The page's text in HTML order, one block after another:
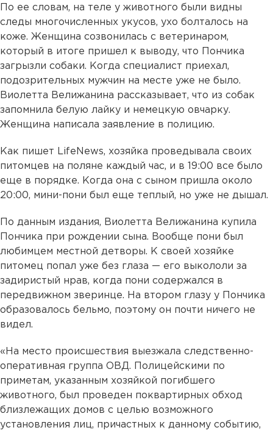
По ее словам, на теле у животного были видны
следы многочисленных укусов, ухо болталось на
коже. Женщина созвонилась с ветеринаром,
который в итоге пришел к выводу, что Пончика
загрызли собаки. Когда специалист приехал,
подозрительных мужчин на месте уже не было.
Виолетта Велижанина рассказывает, что из собак
запомнила белую лайку и немецкую овчарку.
Женщина написала заявление в полицию.
Как пишет LifeNews, хозяйка проведывала своих
питомцев на поляне каждый час, и в 19:00 все было
еще в порядке. Когда она с сыном пришла около
20:00, мини-пони был еще теплый, но уже не дышал.
По данным издания, Виолетта Велижанина купила
Пончика при рождении сына. Вообще пони был
любимцем местной детворы. К своей хозяйке
питомец попал уже без глаза — его выкололи за
задиристый нрав, когда пони содержался в
передвижном зверинце. На втором глазу у Пончика
образовалось бельмо, поэтому он почти ничего не
видел.
«На место происшествия выезжала следственно-
оперативная группа ОВД. Полицейскими по
приметам, указанным хозяйкой погибшего
животного, был проведен поквартирных обход
близлежащих домов с целью возможного
установления лиц, причастных к данному событию,